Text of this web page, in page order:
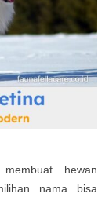
hewan
nama bisa